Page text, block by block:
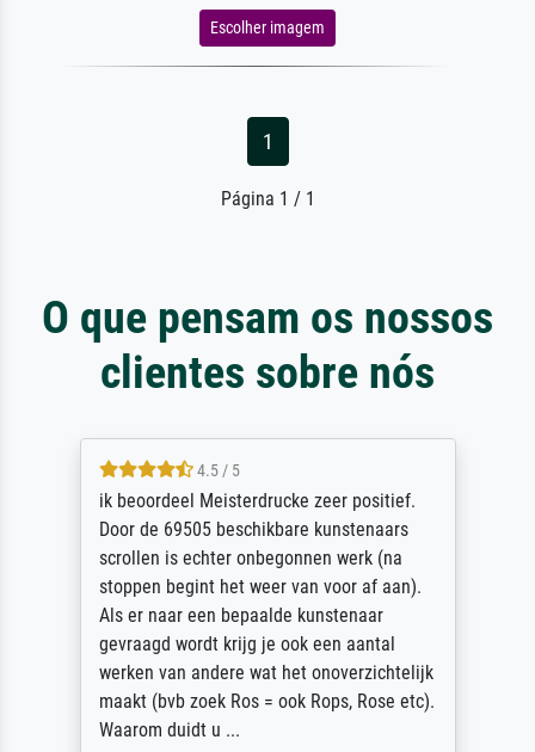
Escolher imagem
1
Página 1 / 1
O que pensam os nossos
clientes sobre nós
4.5 / 5
ik beoordeel Meisterdrucke zeer positief.
Door de 69505 beschikbare kunstenaars
scrollen is echter onbegonnen werk (na
stoppen begint het weer van voor af aan).
Als er naar een bepaalde kunstenaar
gevraagd wordt krijg je ook een aantal
werken van andere wat het onoverzichtelijk
maakt (bvb zoek Ros = ook Rops, Rose etc).
Waarom duidt u ...